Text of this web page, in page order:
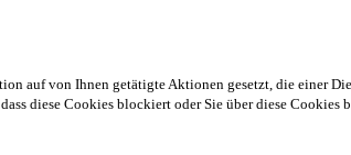
auf von Ihnen getätigte Aktionen gesetzt, die einer
diese Cookies blockiert oder Sie über diese Cookies